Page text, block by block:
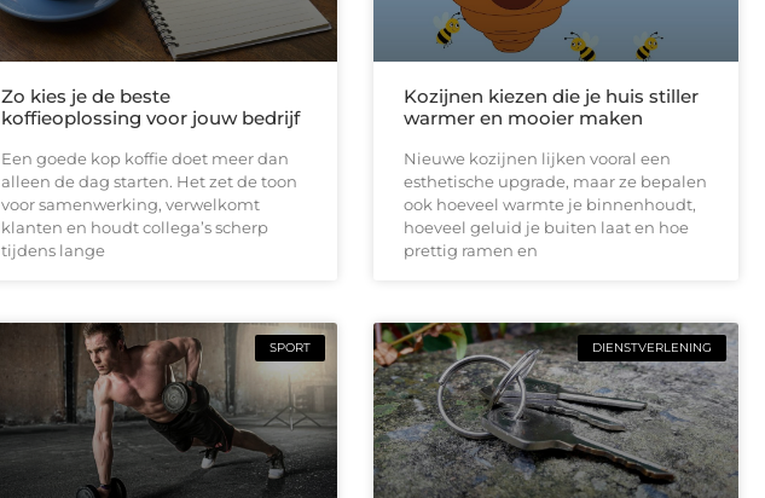
Zo kies je de beste
koffieoplossing voor jouw bedrijf
Een goede kop koffie doet meer dan
alleen de dag starten. Het zet de toon
voor samenwerking, verwelkomt
klanten en houdt collega’s scherp
tijdens lange
Kozijnen kiezen die je huis stiller
warmer en mooier maken
Nieuwe kozijnen lijken vooral een
esthetische upgrade, maar ze bepalen
ook hoeveel warmte je binnenhoudt,
hoeveel geluid je buiten laat en hoe
prettig ramen en
SPORT DIENSTVERLENING